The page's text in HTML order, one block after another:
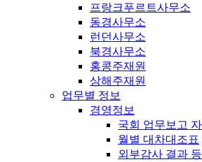
프랑크푸르트사무소
동경사무소
런던사무소
북경사무소
홍콩주재원
상해주재원
업무별 정보
경영정보
국회 업무보고
월별 대차대조표
외부감사 결과 등